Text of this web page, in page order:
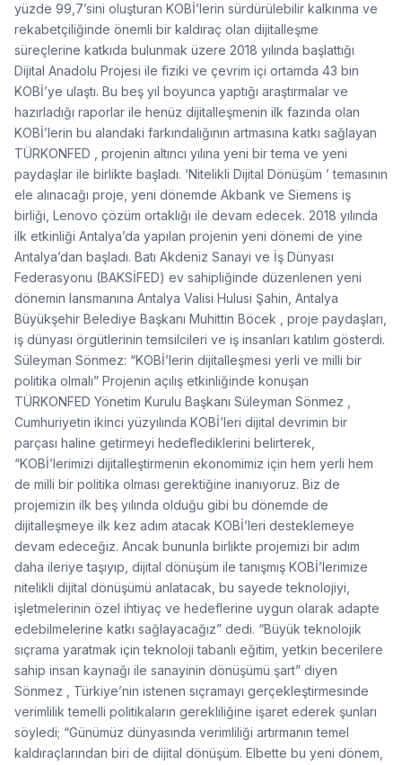
yüzde 99,7’sini oluşturan KOBİ’lerin sürdürülebilir kalkınma ve
rekabetçiliğinde önemli bir kaldıraç olan dijitalleşme
süreçlerine katkıda bulunmak üzere 2018 yılında başlattığı
Dijital Anadolu Projesi ile fiziki ve çevrim içi ortamda 43 bin
KOBİ’ye ulaştı. Bu beş yıl boyunca yaptığı araştırmalar ve
hazırladığı raporlar ile henüz dijitalleşmenin ilk fazında olan
KOBİ’lerin bu alandaki farkındalığının artmasına katkı sağlayan
TÜRKONFED , projenin altıncı yılına yeni bir tema ve yeni
paydaşlar ile birlikte başladı. ‘Nitelikli Dijital Dönüşüm ’ temasının
ele alınacağı proje, yeni dönemde Akbank ve Siemens iş
birliği, Lenovo çözüm ortaklığı ile devam edecek. 2018 yılında
ilk etkinliği Antalya’da yapılan projenin yeni dönemi de yine
Antalya’dan başladı. Batı Akdeniz Sanayi ve İş Dünyası
Federasyonu (BAKSİFED) ev sahipliğinde düzenlenen yeni
dönemin lansmanına Antalya Valisi Hulusi Şahin, Antalya
Büyükşehir Belediye Başkanı Muhittin Böcek , proje paydaşları,
iş dünyası örgütlerinin temsilcileri ve iş insanları katılım gösterdi.
Süleyman Sönmez: “KOBİ’lerin dijitalleşmesi yerli ve milli bir
politika olmalı” Projenin açılış etkinliğinde konuşan
TÜRKONFED Yönetim Kurulu Başkanı Süleyman Sönmez ,
Cumhuriyetin ikinci yüzyılında KOBİ’leri dijital devrimin bir
parçası haline getirmeyi hedeflediklerini belirterek,
“KOBİ’lerimizi dijitalleştirmenin ekonomimiz için hem yerli hem
de milli bir politika olması gerektiğine inanıyoruz. Biz de
projemizin ilk beş yılında olduğu gibi bu dönemde de
dijitalleşmeye ilk kez adım atacak KOBİ’leri desteklemeye
devam edeceğiz. Ancak bununla birlikte projemizi bir adım
daha ileriye taşıyıp, dijital dönüşüm ile tanışmış KOBİ’lerimize
nitelikli dijital dönüşümü anlatacak, bu sayede teknolojiyi,
işletmelerinin özel ihtiyaç ve hedeflerine uygun olarak adapte
edebilmelerine katkı sağlayacağız” dedi. “Büyük teknolojik
sıçrama yaratmak için teknoloji tabanlı eğitim, yetkin becerilere
sahip insan kaynağı ile sanayinin dönüşümü şart” diyen
Sönmez , Türkiye’nin istenen sıçramayı gerçekleştirmesinde
verimlilik temelli politikaların gerekliliğine işaret ederek şunları
söyledi; “Günümüz dünyasında verimliliği artırmanın temel
kaldıraçlarından biri de dijital dönüşüm. Elbette bu yeni dönem,